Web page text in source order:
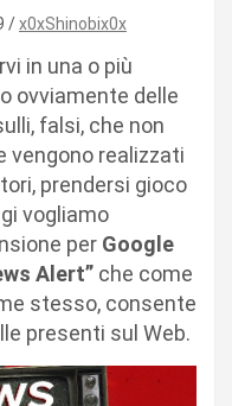
x0xShinobix0x
in una o più
ovviamente delle
falsi, che non
vengono realizzati
prendersi gioco
vogliamo
per Google
Alert” che come
stesso, consente
presenti sul Web.